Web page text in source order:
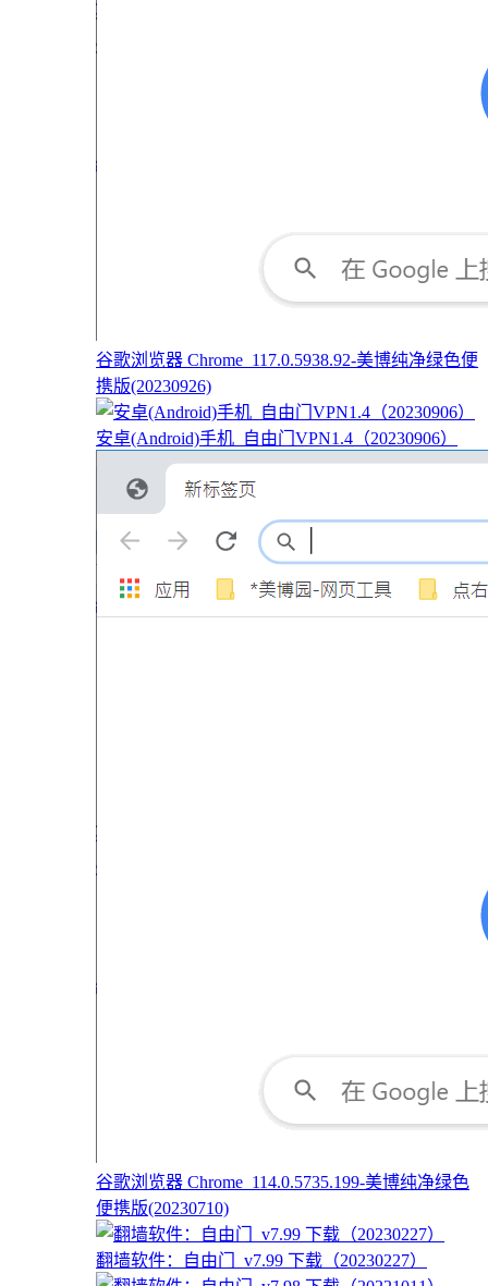
谷歌浏览器 Chrome_117.0.5938.92-美博纯净绿色便
携版(20230926)
安卓(Android)手机_自由门VPN1.4（20230906）
谷歌浏览器 Chrome_114.0.5735.199-美博纯净绿色
便携版(20230710)
翻墙软件：自由门_v7.99 下载（20230227）